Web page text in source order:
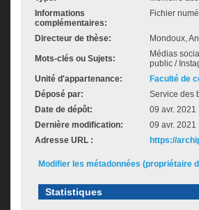
Informations
complémentaires:
Fichier
Directeur de thèse: Mondoux,
Mots-clés ou Sujets:
Médias
public /
Unité d'appartenance:
Faculté de
Déposé par:
Service des
Date de dépôt:
09 avr. 2021
Dernière modification:
09 avr. 2021
Adresse URL :
https://
Modifier les métadonnées (propriétaire
Statistiques